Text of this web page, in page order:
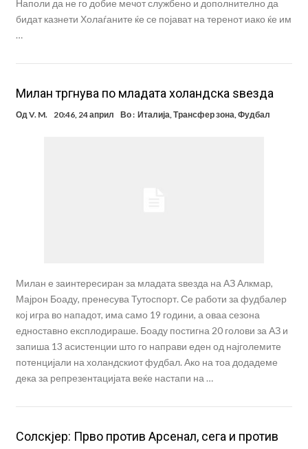
Наполи да не го добие мечот службено и дополнително да
бидат казнети Холаѓаните ќе се појават на теренот иако ќе им
…
Милан тргнува по младата холандска ѕвезда
ОдV. M. 20:46, 24 април Во : Италија,Трансфер зона,Фудбал
Милан е заинтересиран за младата ѕвезда на АЗ Алкмар,
Мајрон Боаду, пренесува Тутоспорт. Се работи за фудбалер
кој игра во нападот, има само 19 години, а оваа сезона
едноставно експлодираше. Боаду постигна 20 голови за АЗ и
запиша 13 асистенции што го направи еден од најголемите
потенцијали на холандскиот фудбал. Ако на тоа додадеме
дека за репрезентацијата веќе настапи на …
Солскјер: Прво против Арсенал, сега и против